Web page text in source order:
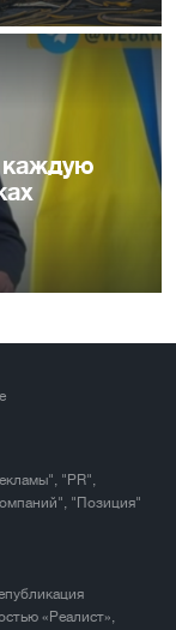
"PR",
"Позиция"
«Реалист»,